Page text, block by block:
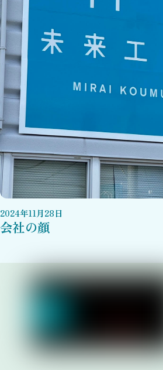
2024年11月28日
会社の顔
Link